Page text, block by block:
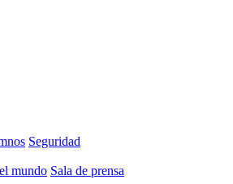
Seguridad
mundo Sala de prensa